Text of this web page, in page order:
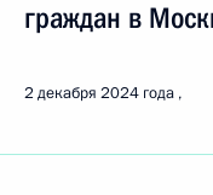
граждан в
2 декабря 2024 года